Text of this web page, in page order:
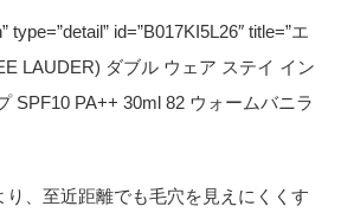
id=”B017KI5L26″ title=”エ
LAUDER) ダブル ウェア ステイ イン
SPF10 PA++ 30ml 82 ウォームバニラ
り、至近距離でも毛穴を見えにくくす